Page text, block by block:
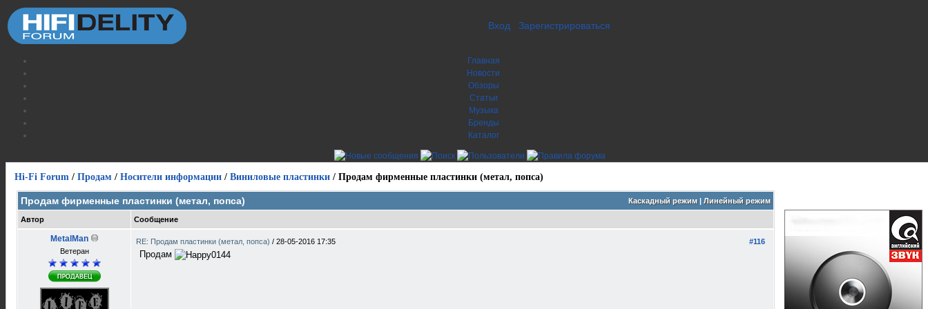
Вход Зарегистрироваться
Главная
Новости
Обзоры
Статьи
Музыка
Бренды
Каталог
Hi-Fi Forum / Продам / Носители информации / Виниловые пластинки / Продам фирменные пластинки (метал, попса)
Каскадный режим| Линейный режим
Продам фирменные пластинки (метал, попса)
Автор Сообщение
MetalMan
Ветеран
#116
RE: Продам пластинки (метал, попса) / 28-05-2016 17:35
Продам